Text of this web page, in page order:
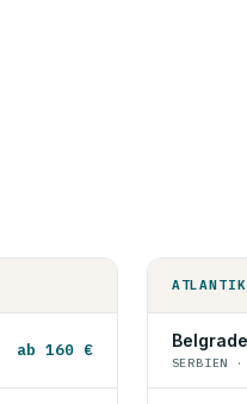
ab 160 € Belgrade
SERBIEN